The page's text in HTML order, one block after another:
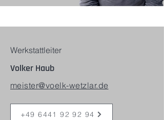
Werkstattleiter
Volker Haub
meister@voelk-wetzlar.de
+49 6441 92 92 94